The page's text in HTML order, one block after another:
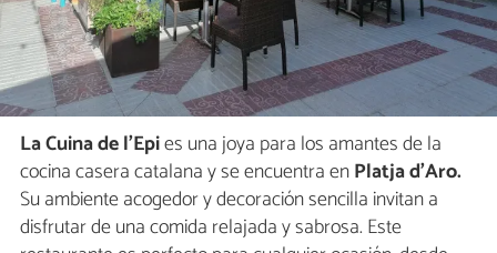
La Cuina de l’Epies una joya para los amantes de la
cocina casera catalana y se encuentra enPlatja d'Aro.
Su ambiente acogedor y decoración sencilla invitan a
disfrutar de una comida relajada y sabrosa. Este